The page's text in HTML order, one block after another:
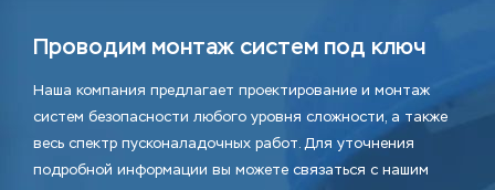
Проводим монтаж систем под ключ
Наша компания предлагает проектирование и монтаж
систем безопасности любого уровня сложности, а также
весь спектр пусконаладочных работ. Для уточнения
подробной информации вы можете связаться с нашим